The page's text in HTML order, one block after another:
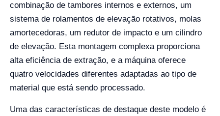
combinação de tambores internos e externos, um
sistema de rolamentos de elevação rotativos, molas
amortecedoras, um redutor de impacto e um cilindro
de elevação. Esta montagem complexa proporciona
alta eficiência de extração, e a máquina oferece
quatro velocidades diferentes adaptadas ao tipo de
material que está sendo processado.
Uma das características de destaque deste modelo é